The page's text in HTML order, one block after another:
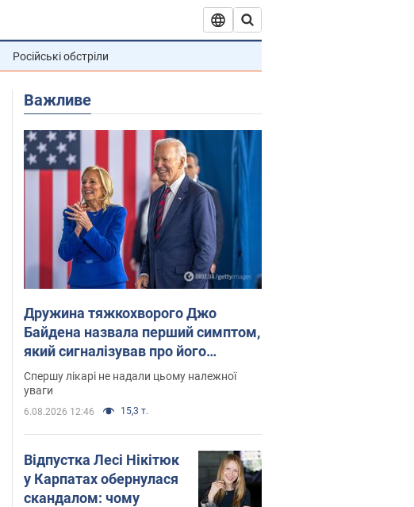
Російські обстріли
Важливе
Дружина тяжкохворого Джо
Байдена назвала перший симптом,
який сигналізував про його
"агресивний" рак
Спершу лікарі не надали цьому належної
уваги
6.08.2026 12:46 15,3 т.
Відпустка Лесі Нікітюк
у Карпатах обернулася
скандалом: чому